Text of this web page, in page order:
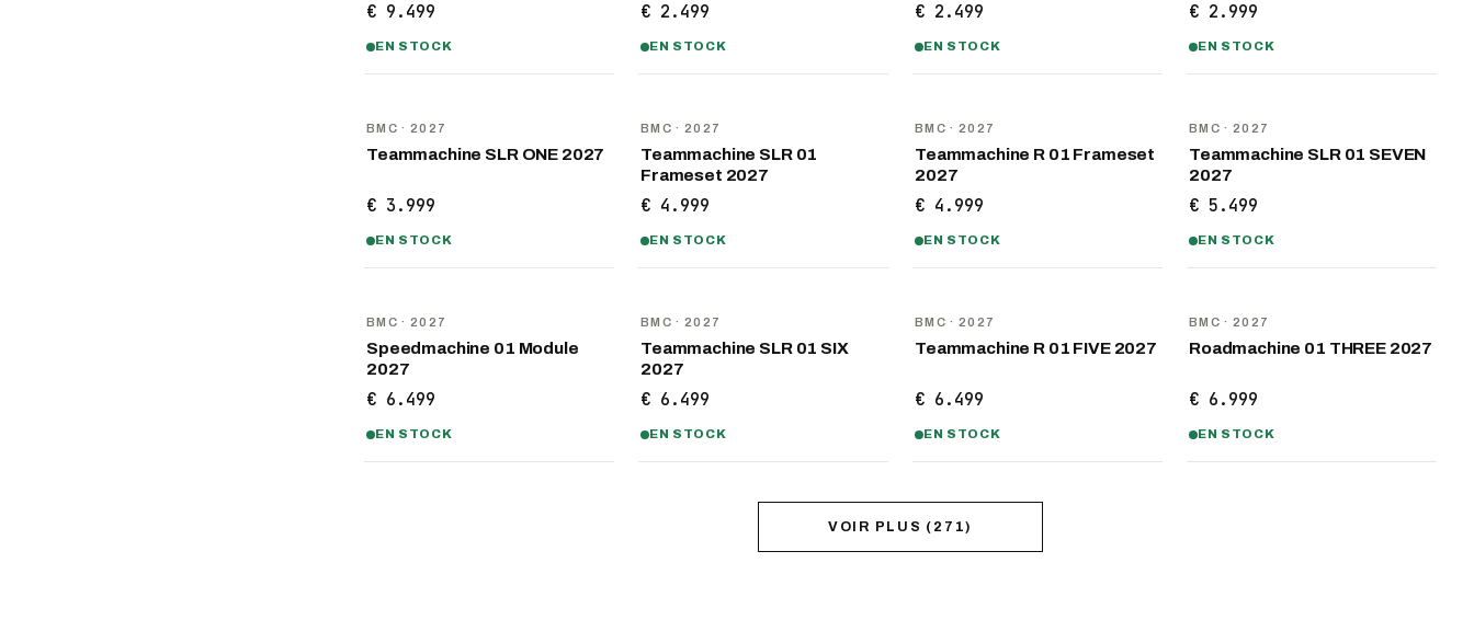
€ 9.499
EN STOCK
€ 2.499
EN STOCK
€ 2.499
EN STOCK
€ 2.999
EN STOCK
BMC · 2027
Teammachine SLR ONE 2027
€ 3.999
EN STOCK
BMC · 2027
Teammachine SLR 01
Frameset 2027
€ 4.999
EN STOCK
BMC · 2027
Teammachine R 01 Frameset
2027
€ 4.999
EN STOCK
BMC · 2027
Teammachine SLR 01 SEVEN
2027
€ 5.499
EN STOCK
BMC · 2027
Speedmachine 01 Module
2027
€ 6.499
EN STOCK
BMC · 2027
Teammachine SLR 01 SIX
2027
€ 6.499
EN STOCK
BMC · 2027
Teammachine R 01 FIVE 2027
€ 6.499
EN STOCK
BMC · 2027
Roadmachine 01 THREE 2027
€ 6.999
EN STOCK
VOIR PLUS ( 271)